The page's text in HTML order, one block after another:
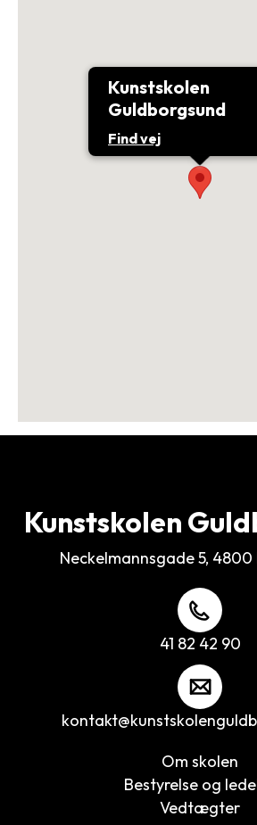
Kunstskolen
Guldborgsund
Find vej
Kunstskolen
Neckelmannsgade 5, 4800
41 82 42 90
Om skolen
Bestyrelse og
Vedtægter